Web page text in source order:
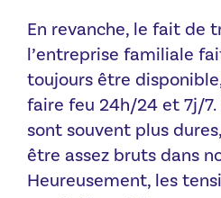
En revanche, le fait de
l’entreprise familiale
toujours être
faire feu 24h/24 et 7j/
sont souvent plus
être assez bruts dans
Heureusement, les